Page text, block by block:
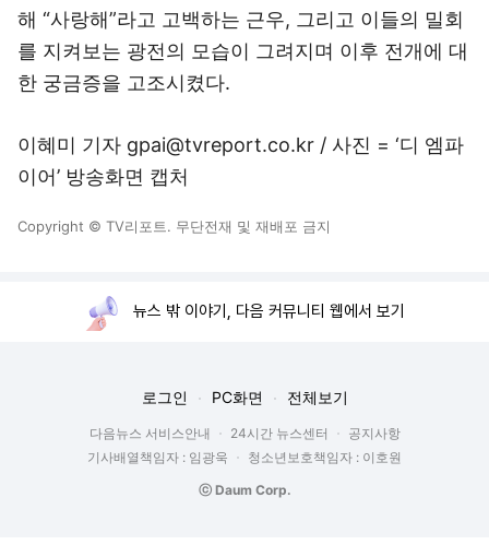
해 “사랑해”라고 고백하는 근우, 그리고 이들의 밀회
를 지켜보는 광전의 모습이 그려지며 이후 전개에 대
한 궁금증을 고조시켰다.
이혜미 기자 gpai@tvreport.co.kr / 사진 = ‘디 엠파
이어’ 방송화면 캡처
Copyright © TV리포트. 무단전재 및 재배포 금지
뉴스 밖 이야기, 다음 커뮤니티 웹에서 보기
로그인 PC화면 전체보기
다음뉴스 서비스안내 24시간 뉴스센터
공지사항
기사배열책임자 : 임광욱
청소년보호책임자 : 이호원
ⓒ Daum Corp.